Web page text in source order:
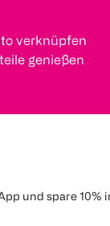
verknüpfen
genießen
und spare 10%